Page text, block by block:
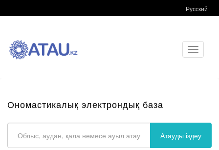
Русский
Toggle
Ономастикалық электрондық база
Атауды іздеу